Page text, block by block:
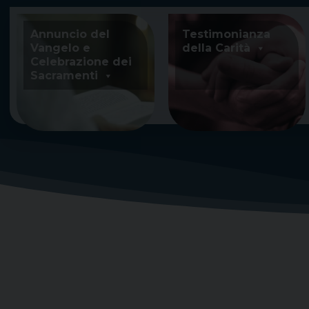
Skip
content
Annuncio del
Vangelo e
Celebrazione dei
Sacramenti
Testimonianza
della Carità